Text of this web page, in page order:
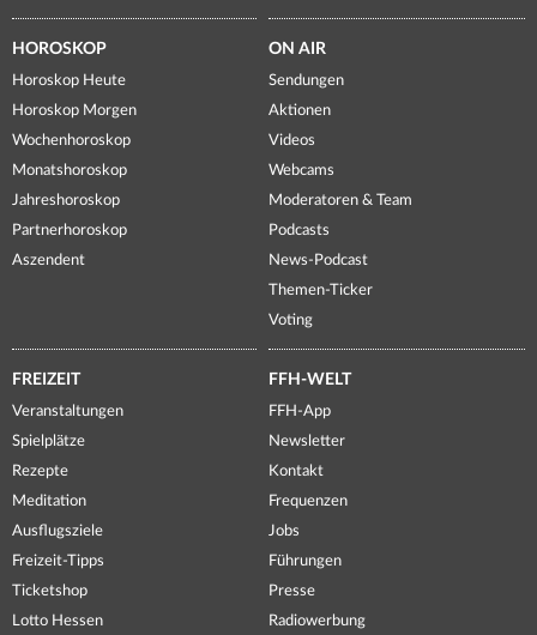
HOROSKOP
Horoskop Heute
Horoskop Morgen
Wochenhoroskop
Monatshoroskop
Jahreshoroskop
Partnerhoroskop
Aszendent
ON AIR
Sendungen
Aktionen
Videos
Webcams
Moderatoren & Team
Podcasts
News-Podcast
Themen-Ticker
Voting
FREIZEIT
Veranstaltungen
Spielplätze
Rezepte
Meditation
Ausflugsziele
Freizeit-Tipps
Ticketshop
Lotto Hessen
FFH-WELT
FFH-App
Newsletter
Kontakt
Frequenzen
Jobs
Führungen
Presse
Radiowerbung